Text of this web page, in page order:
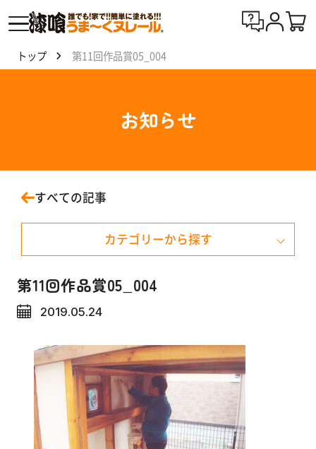
は
製
一
塗
トップ 第11回作品賞05_004
お知らせ
すべての記事
カテゴリーから探す
お知らせ
イベント
メディア情報
広報誌
第11回作品賞05_004
2019.05.24